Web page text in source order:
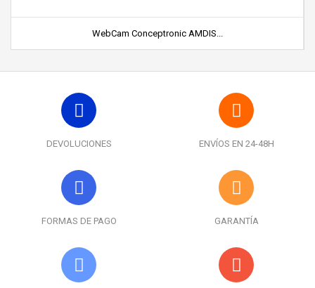
WebCam Conceptronic AMDIS...
DEVOLUCIONES ENVÍOS EN 24-48H
FORMAS DE PAGO GARANTÍA